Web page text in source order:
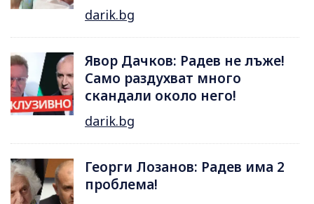
darik.bg
Явор Дачков: Радев не лъже!
Само раздухват много
скандали около него!
darik.bg
Георги Лозанов: Радев има 2
проблема!